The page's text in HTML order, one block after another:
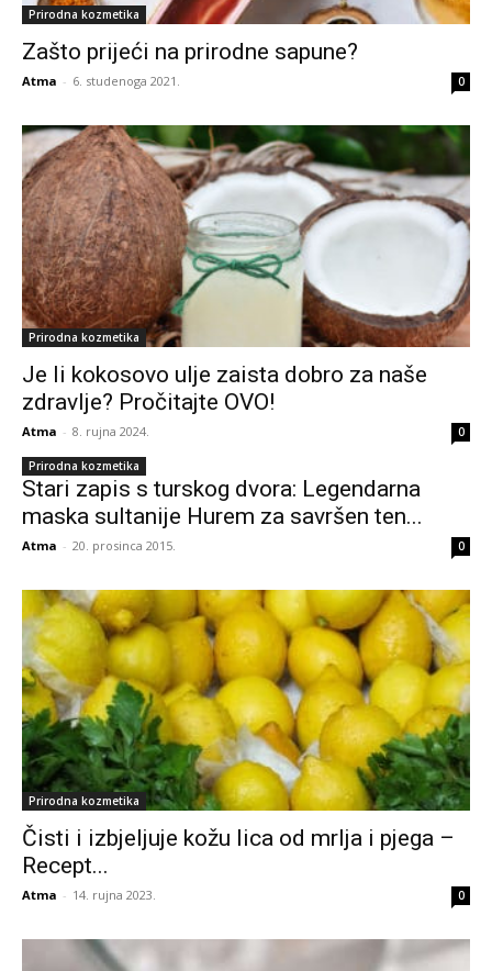
Prirodna kozmetika
Zašto prijeći na prirodne sapune?
Atma - 6. studenoga 2021. 0
Prirodna kozmetika
Je li kokosovo ulje zaista dobro za naše
zdravlje? Pročitajte OVO!
Atma - 8. rujna 2024. 0
Prirodna kozmetika
Stari zapis s turskog dvora: Legendarna
maska sultanije Hurem za savršen ten...
Atma - 20. prosinca 2015. 0
Prirodna kozmetika
Čisti i izbjeljuje kožu lica od mrlja i pjega –
Recept...
Atma - 14. rujna 2023. 0